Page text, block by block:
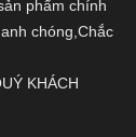
phẩm chính
chóng,Chắc
KHÁCH